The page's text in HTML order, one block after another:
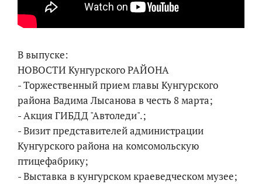
В выпуске:
НОВОСТИ Кунгурского РАЙОНА
- Торжественный прием главы Кунгурского
района Вадима Лысанова в честь 8 марта;
- Акция ГИБДД "Автоледи".;
- Визит представителей администрации
Кунгурского района на комсомольскую
птицефабрику;
- Выставка в кунгурском краеведческом музее;